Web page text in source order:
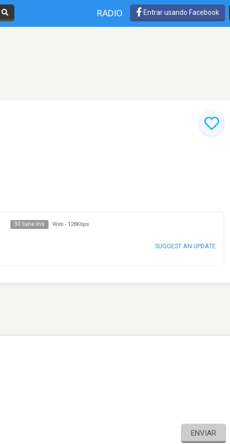
RADIO Entrar usando Facebook
30 tune ins Web - 128Kbps
SUGGEST AN UPDATE
ENVIAR